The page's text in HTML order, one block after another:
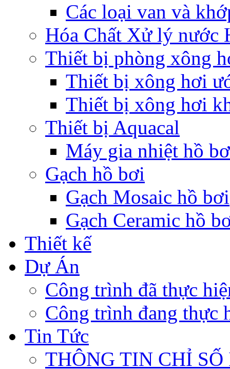
Các loại van và
Hóa Chất Xử lý nước
Thiết bị phòng xông
Thiết bị xông hơi
Thiết bị xông hơi
Thiết bị Aquacal
Máy gia nhiệt hồ
Gạch hồ bơi
Gạch Mosaic hồ bơi
Gạch Ceramic hồ
Thiết kế
Dự Án
Công trình đã thực
Công trình đang thực
Tin Tức
THÔNG TIN CHỈ SỐ